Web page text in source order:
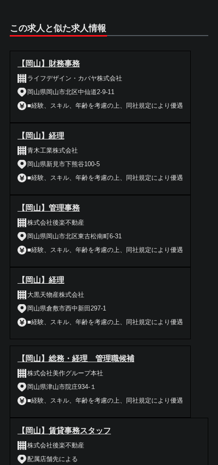
この求人と似た求人情報
【岡山】財務事務
ライフデザイン・カバヤ株式会社
岡山県岡山市北区中仙道2-9-11
■経験、スキル、年齢を考慮の上、同社規定により優遇
【岡山】経理
青木工業株式会社
岡山県新見市下熊谷100-5
■経験、スキル、年齢を考慮の上、同社規定により優遇
【岡山】管理事務
株式会社後楽不動産
岡山県岡山市北区東古松南町6-31
■経験、スキル、年齢を考慮の上、同社規定により優遇
【岡山】経理
大黒天物産株式会社
岡山県倉敷市西中新田297-1
■経験、スキル、年齢を考慮の上、同社規定により優遇
【岡山】総務・経理 管理職候補
株式会社美作グループ本社
岡山県津山市院庄934-１
■経験、スキル、年齢を考慮の上、同社規定により優遇
【岡山】賃貸事務スタッフ
株式会社後楽不動産
配属店舗先による